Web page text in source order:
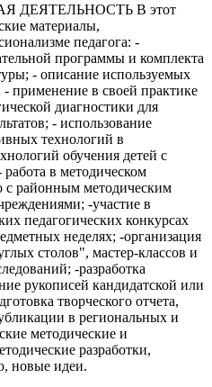
ДЕЯТЕЛЬНОСТЬ В этот
материалы,
педагога: -
программы и комплекта
- описание используемых
применение в своей практике
диагностики для
- использование
технологий в
обучения детей с
в методическом
с районным методическим
-участие в
педагогических конкурсах
неделях; -организация
столов", мастер-классов и
-разработка
рукописей кандидатской или
творческого отчета,
в региональных и
методические и
разработки,
новые идеи.